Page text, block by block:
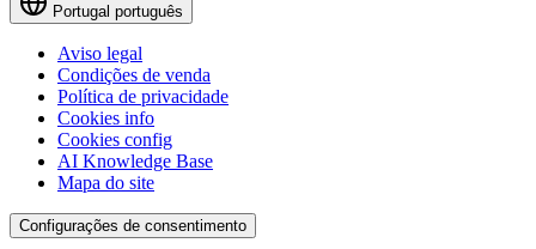
Portugal português
Aviso legal
Condições de venda
Política de privacidade
Cookies info
Cookies config
AI Knowledge Base
Mapa do site
Configurações de consentimento